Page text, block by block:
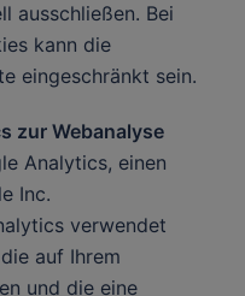
ausschließen. Bei
kann die
eingeschränkt sein.
zur Webanalyse
Analytics, einen
Inc.
verwendet
auf Ihrem
und die eine